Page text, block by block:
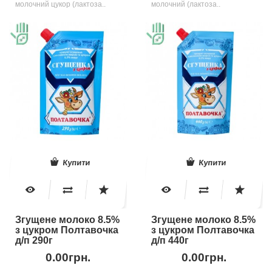
молочний цукор (лактоза..
молочний (лактоза..
Купити
Згущене молоко 8.5%
з цукром Полтавочка
д/п 290г
0.00грн.
Купити
Згущене молоко 8.5%
з цукром Полтавочка
д/п 440г
0.00грн.